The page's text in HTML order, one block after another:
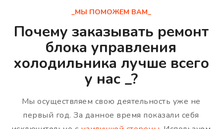
_МЫ ПОМОЖЕМ ВАМ_
Почему заказывать ремонт
блока управления
холодильника лучше всего
у нас _?
Мы осуществляем свою деятельность уже не
первый год. За данное время показали себя